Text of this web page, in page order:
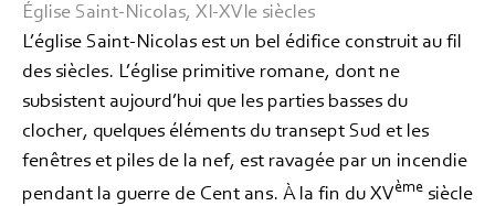
Église Saint-Nicolas, XI-XVIe siècles
L’église Saint-Nicolas est un bel édifice construit au fil
des siècles. L’église primitive romane, dont ne
subsistent aujourd’hui que les parties basses du
clocher, quelques éléments du transept Sud et les
fenêtres et piles de la nef, est ravagée par un incendie
pendant la guerre de Cent ans. À la fin du XVème siècle